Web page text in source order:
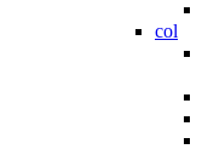
col